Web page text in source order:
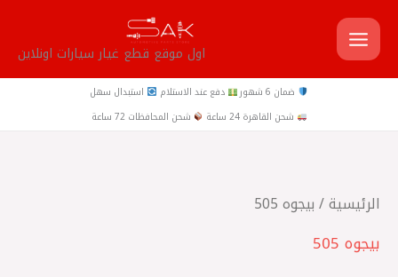
تخطي
إلى
المحتوى
اول موقع قطع غيار سيارات اونلاين
ضمان 6 شهور دفع عند الاستلام
استبدال سهل
شحن القاهرة 24 ساعة
شحن المحافظات 72 ساعة
الرئيسية/ بيجوه 505
بيجوه 505